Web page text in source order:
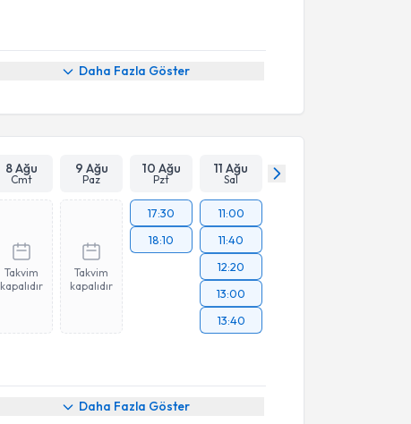
Daha Fazla Göster
8 Ağu
Cmt
9 Ağu
Paz
10 Ağu
Pzt
11 Ağu
Sal
Takvim
kapalıdır
Takvim
kapalıdır
17:30
18:10
11:00
11:40
12:20
13:00
13:40
Daha Fazla Göster